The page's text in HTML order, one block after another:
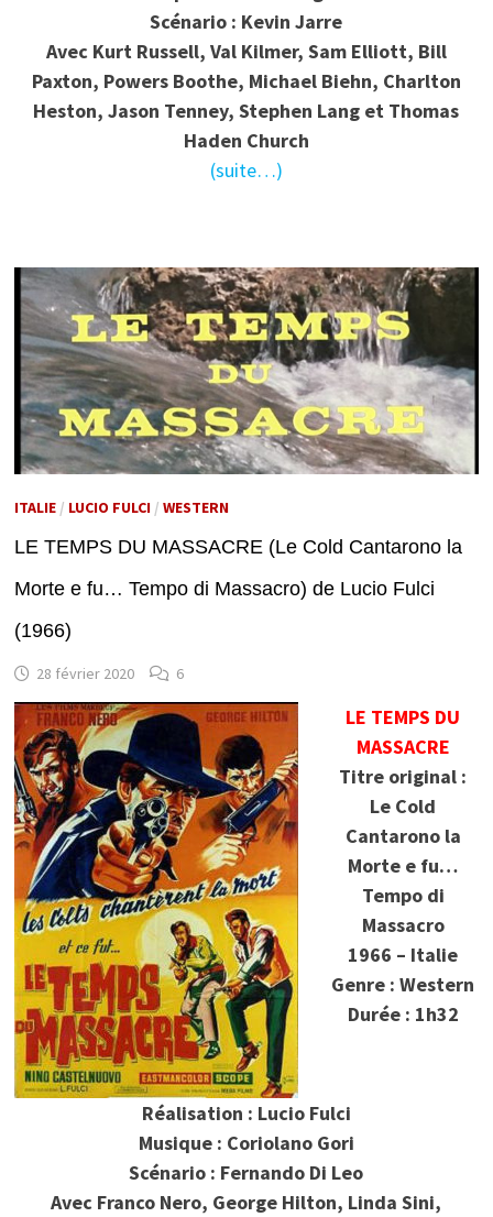
Scénario : Kevin Jarre
Avec Kurt Russell, Val Kilmer, Sam Elliott, Bill
Paxton, Powers Boothe, Michael Biehn, Charlton
Heston, Jason Tenney, Stephen Lang et Thomas
Haden Church
(suite…)
ITALIE/ LUCIO FULCI/ WESTERN
LE TEMPS DU MASSACRE (Le Cold Cantarono la
Morte e fu… Tempo di Massacro) de Lucio Fulci
(1966)
28 février 2020 6
LE TEMPS DU
MASSACRE
Titre original :
Le Cold
Cantarono la
Morte e fu…
Tempo di
Massacro
1966 – Italie
Genre : Western
Durée : 1h32
Réalisation : Lucio Fulci
Musique : Coriolano Gori
Scénario : Fernando Di Leo
Avec Franco Nero, George Hilton, Linda Sini,